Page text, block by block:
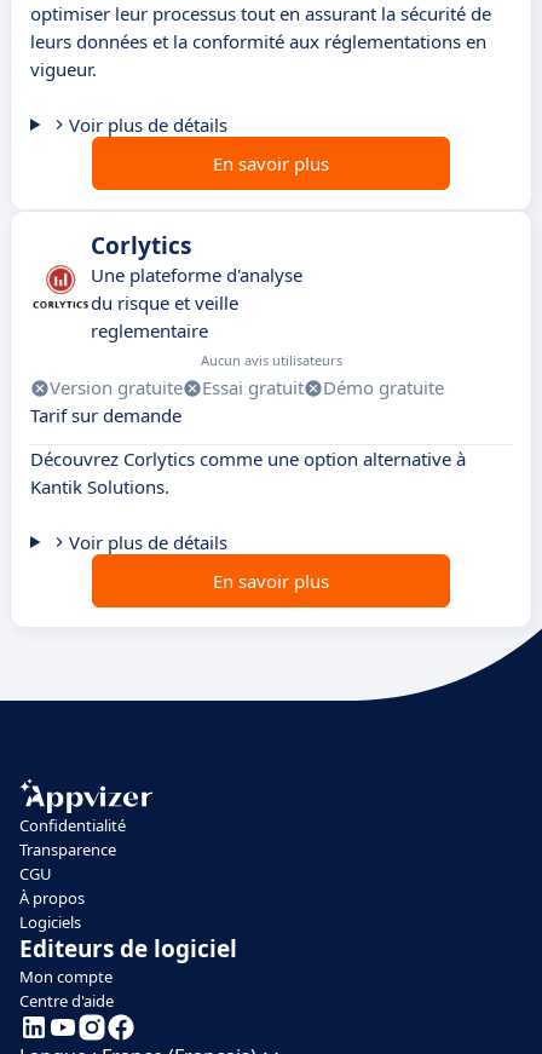
optimiser leur processus tout en assurant la sécurité de
leurs données et la conformité aux réglementations en
vigueur.
Voir plus de détails
En savoir plus
Corlytics
Une plateforme d'analyse
du risque et veille
reglementaire
Aucun avis utilisateurs
Version gratuite Essai gratuit
Démo gratuite
Tarif sur demande
Découvrez Corlytics comme une option alternative à
Kantik Solutions.
Voir plus de détails
En savoir plus
Confidentialité
Transparence
CGU
À propos
Logiciels
Editeurs de logiciel
Mon compte
Centre d'aide